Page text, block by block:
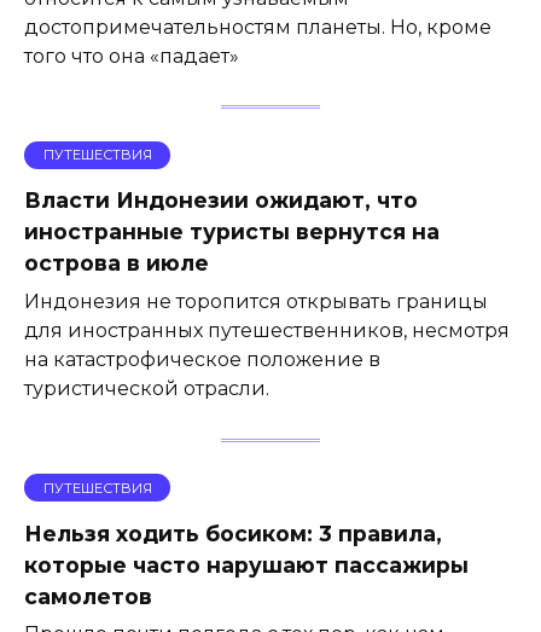
достопримечательностям планеты. Но, кроме
того что она «падает»
ПУТЕШЕСТВИЯ
Власти Индонезии ожидают, что
иностранные туристы вернутся на
острова в июле
Индонезия не торопится открывать границы
для иностранных путешественников, несмотря
на катастрофическое положение в
туристической отрасли.
ПУТЕШЕСТВИЯ
Нельзя ходить босиком: 3 правила,
которые часто нарушают пассажиры
самолетов